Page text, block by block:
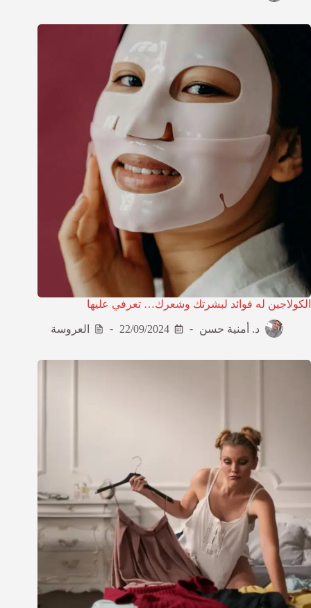
الكولاجين له فوائد لبشرتك وشعرك… تعرفي عليها
د. أمنية حسن 22/09/2024 العروسة